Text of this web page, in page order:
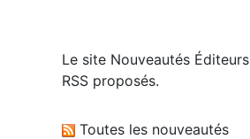
Le site Nouveautés Éditeurs
RSS proposés.
Toutes les nouveautés